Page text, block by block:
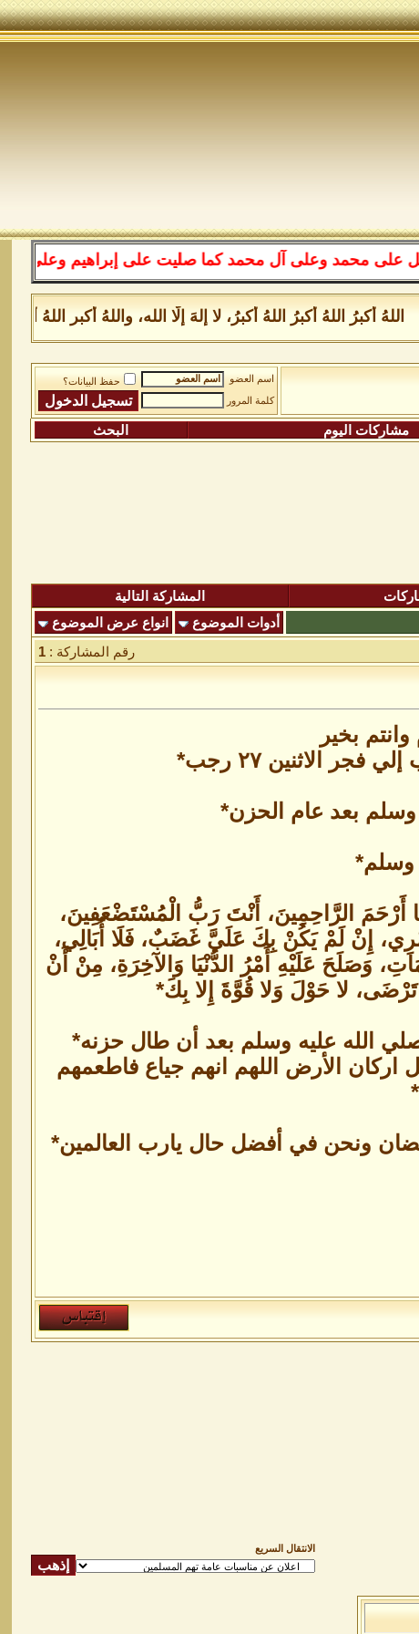
محمد وعلى آل محمد كما صليت على إبراهيم وعلى آل
اللهُ أكبرُ اللهُ أكبرُ اللهُ أكبرُ، لا إلهَ إلَّا الله، واللهُ أكبر
اسم العضو
حفظ البيانات؟
كلمة المرور
مشاركات اليوم البحث
المشاركة التالية
أدوات الموضوع
انواع عرض الموضوع
رقم المشاركة :1
وسلم بعد عام الحزن*
وسلم*
أَرْحَمَ الرَّاحِمِينَ، أَنْتَ رَبُّ الْمُسْتَضْعَفِينَ،
إِنْ لَمْ يَكُنْ بِكَ عَلَيَّ غَضَبٌ، فَلَا أُبَالِي،
وَصَلَحَ عَلَيْهِ أَمْرُ الدُّنْيَا وَالآخِرَةِ، مِنْ أَنْ
لا حَوْلَ وَلا قُوَّةَ إِلا بِكَ*
الله عليه وسلم بعد أن طال حزنه*
اركان الأرض اللهم انهم جياع فاطعمهم
ونحن في أفضل حال يارب العالمين*
الانتقال السريع